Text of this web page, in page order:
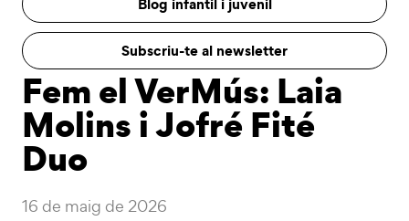
Subscriu-te al newsletter
Fem el VerMús: Laia
Molins i Jofré Fité
Duo
16 de maig de 2026